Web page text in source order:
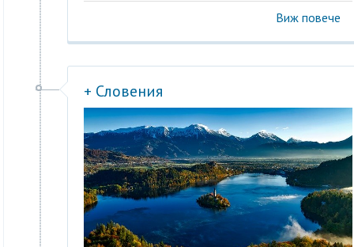
Виж повече
+ Словения